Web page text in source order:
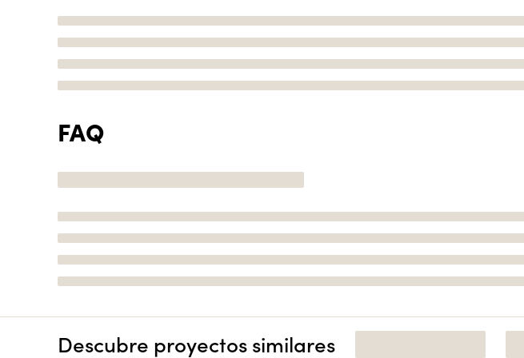
FAQ
Descubre proyectos similares